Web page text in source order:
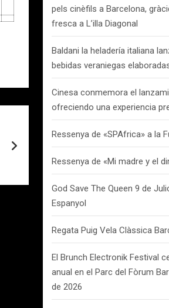
pels cinèfils a Barcelona,
fresca a L’illa Diagonal
Baldani la heladería italiana
bebidas veraniegas
Cinesa conmemora el
ofreciendo una experiencia
Ressenya de «SPAfrica» a la
Ressenya de «Mi madre y el
God Save The Queen 9 de
Espanyol
Regata Puig Vela Clàssica
El Brunch Electronik Festival
anual en el Parc del Fòrum
de 2026